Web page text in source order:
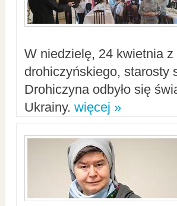
W niedzielę, 24 kwietnia
drohiczyńskiego, starosty
Drohiczyna odbyło się
Ukrainy. więcej »